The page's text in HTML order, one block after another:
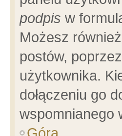
podpis w
Możesz
postów,
użytkownika.
dołączeniu go
wspomnianego